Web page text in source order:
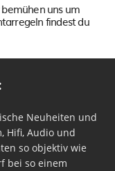
uns um
findest du
Neuheiten und
Hifi, Audio und
so objektiv wie
bei so einem